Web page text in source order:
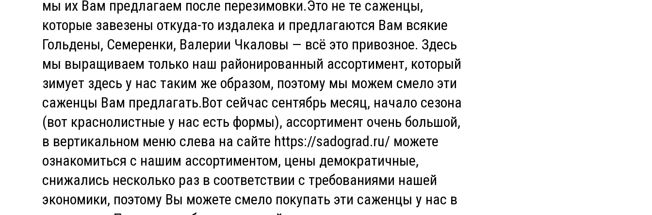
мы их Вам предлагаем после перезимовки.Это не те саженцы,
которые завезены откуда-то издалека и предлагаются Вам всякие
Гольдены, Семеренки, Валерии Чкаловы — всё это привозное. Здесь
мы выращиваем только наш районированный ассортимент, который
зимует здесь у нас таким же образом, поэтому мы можем смело эти
саженцы Вам предлагать.Вот сейчас сентябрь месяц, начало сезона
(вот краснолистные у нас есть формы), ассортимент очень большой,
в вертикальном меню слева на сайте https://sadograd.ru/ можете
ознакомиться с нашим ассортиментом, цены демократичные,
снижались несколько раз в соответствии с требованиями нашей
экономики, поэтому Вы можете смело покупать эти саженцы у нас в